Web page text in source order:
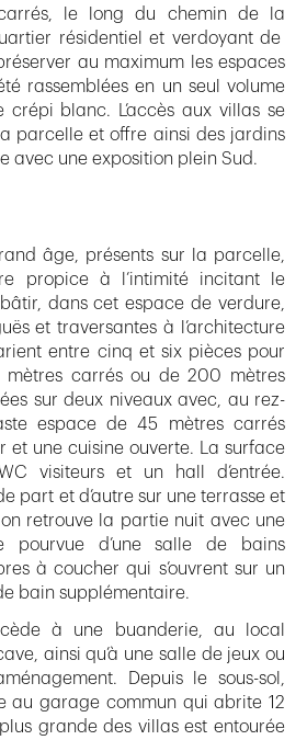
le long du chemin de la
résidentiel et verdoyant de
au maximum les espaces
rassemblées en un seul volume
blanc. L’accès aux villas se
parcelle et offre ainsi des jardins
avec une exposition plein Sud.
âge, présents sur la parcelle,
propice à l’intimité incitant le
dans cet espace de verdure,
et traversantes à l’architecture
entre cinq et six pièces pour
mètres carrés ou de 200 mètres
sur deux niveaux avec, au rez-
espace de 45 mètres carrés
et une cuisine ouverte. La surface
visiteurs et un hall d’entrée.
de part et d’autre sur une terrasse et
on retrouve la partie nuit avec une
pourvue d’une salle de bains
à coucher qui s’ouvrent sur un
bain supplémentaire.
à une buanderie, au local
ainsi qu’à une salle de jeux ou
Depuis le sous-sol,
au garage commun qui abrite 12
grande des villas est entourée